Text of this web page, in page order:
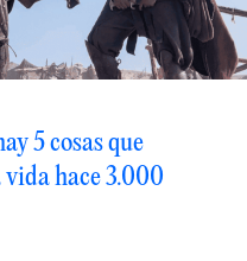
5 cosas que
hace 3.000